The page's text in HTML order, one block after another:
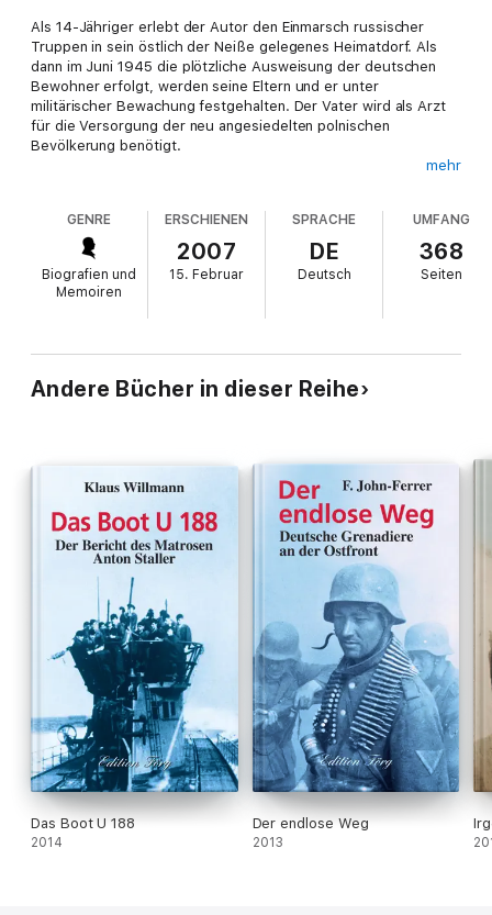
Als 14-Jähriger erlebt der Autor den Einmarsch russischer
Truppen in sein östlich der Neiße gelegenes Heimatdorf. Als
dann im Juni 1945 die plötzliche Ausweisung der deutschen
Bewohner erfolgt, werden seine Eltern und er unter
militärischer Bewachung festgehalten. Der Vater wird als Arzt
für die Versorgung der neu angesiedelten polnischen
Bevölkerung benötigt.
der Schrecken und die Schikanen, denen die Familie ausgesetzt
war, werden auf ergreifende Weise dargestellt.
mehr
GENRE
Biografien und
Memoiren
ERSCHIENEN
2007
15. Februar
SPRACHE
DE
Deutsch
UMFANG
368
Seiten
Andere Bücher in dieser Reihe
Das Boot U 188
2014
Der endlose Weg
2013